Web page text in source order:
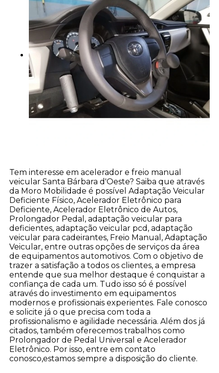
Tem interesse em acelerador e freio manual
veicular Santa Bárbara d'Oeste? Saiba que através
da Moro Mobilidade é possível Adaptação Veicular
Deficiente Físico, Acelerador Eletrônico para
Deficiente, Acelerador Eletrônico de Autos,
Prolongador Pedal, adaptação veicular para
deficientes, adaptação veicular pcd, adaptação
veicular para cadeirantes, Freio Manual, Adaptação
Veicular, entre outras opções de serviços da área
de equipamentos automotivos. Com o objetivo de
trazer a satisfação a todos os clientes, a empresa
entende que sua melhor destaque é conquistar a
confiança de cada um. Tudo isso só é possível
através do investimento em equipamentos
modernos e profissionais experientes. Fale conosco
e solicite já o que precisa com toda a
profissionalismo e agilidade necessária. Além dos já
citados, também oferecemos trabalhos como
Prolongador de Pedal Universal e Acelerador
Eletrônico. Por isso, entre em contato
conosco,estamos sempre a disposição do cliente.